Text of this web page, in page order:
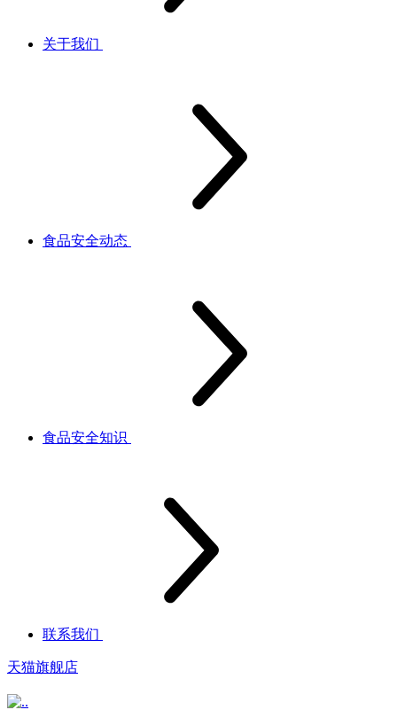
关于我们
食品安全动态
食品安全知识
联系我们
天猫旗舰店